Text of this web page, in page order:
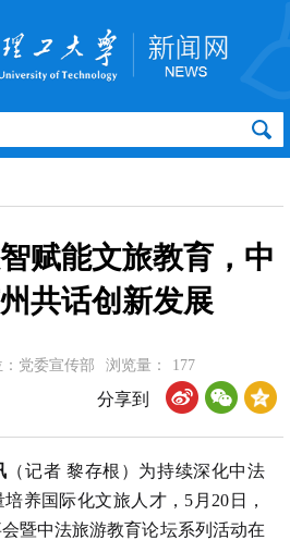
赋能文旅教育，中
共话创新发展
党委宣传部 浏览量： 177
分享到
（记者 黎存根） 为持续深化中法
养国际化文旅人才，5月20日，
暨中法旅游教育论坛系列活动在